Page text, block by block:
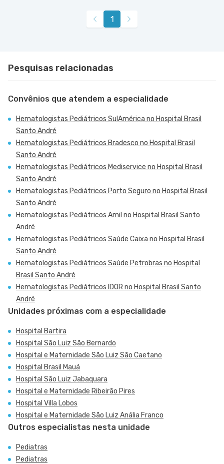
1
Pesquisas relacionadas
Convênios que atendem a especialidade
Hematologistas Pediátricos SulAmérica no Hospital Brasil
Santo André
Hematologistas Pediátricos Bradesco no Hospital Brasil
Santo André
Hematologistas Pediátricos Mediservice no Hospital Brasil
Santo André
Hematologistas Pediátricos Porto Seguro no Hospital Brasil
Santo André
Hematologistas Pediátricos Amil no Hospital Brasil Santo
André
Hematologistas Pediátricos Saúde Caixa no Hospital Brasil
Santo André
Hematologistas Pediátricos Saúde Petrobras no Hospital
Brasil Santo André
Hematologistas Pediátricos IDOR no Hospital Brasil Santo
André
Unidades próximas com a especialidade
Hospital Bartira
Hospital São Luiz São Bernardo
Hospital e Maternidade São Luiz São Caetano
Hospital Brasil Mauá
Hospital São Luiz Jabaquara
Hospital e Maternidade Ribeirão Pires
Hospital Villa Lobos
Hospital e Maternidade São Luiz Anália Franco
Outros especialistas nesta unidade
Pediatras
Pediatras